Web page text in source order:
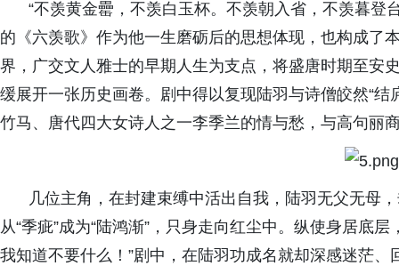
“不羡黄金罍，不羡白玉杯。不羡朝入省，不羡暮登
的《六羡歌》作为他一生磨砺后的思想体现，也构成了
界，广交文人雅士的早期人生为支点，将盛唐时期至安
缓展开一张历史画卷。剧中得以复现陆羽与诗僧皎然“结
竹马、唐代四大女诗人之一李季兰的情与愁，与高句丽
几位主角，在封建束缚中活出自我，陆羽无父无母
从“季疵”成为“陆鸿渐”，只身走向红尘中。纵使身居底
我知道不要什么！”剧中，在陆羽功成名就却深感迷茫